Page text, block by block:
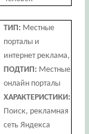
ТИП: Местные
порталы и
интернет реклама,
ПОДТИП: Местные
онлайн порталы
ХАРАКТЕРИСТИКИ:
Поиск, рекламная
сеть Яндекса